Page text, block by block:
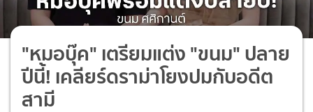
"หมอบุ๊ค" เตรียมแต่ง "ขนม" ปลาย
ปีนี้! เคลียร์ดราม่าโยงปมกับอดีต
สามี